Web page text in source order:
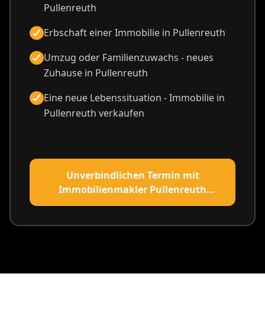
Pullenreuth
Erbschaft einer Immobilie in Pullenreuth
Umzug oder Familienzuwachs - neues
Zuhause in Pullenreuth
Eine neue Lebenssituation - Immobilie in
Pullenreuth verkaufen
Unverbindlichen Termin mit
Immobilienmakler Pullenreuth
vereinbaren